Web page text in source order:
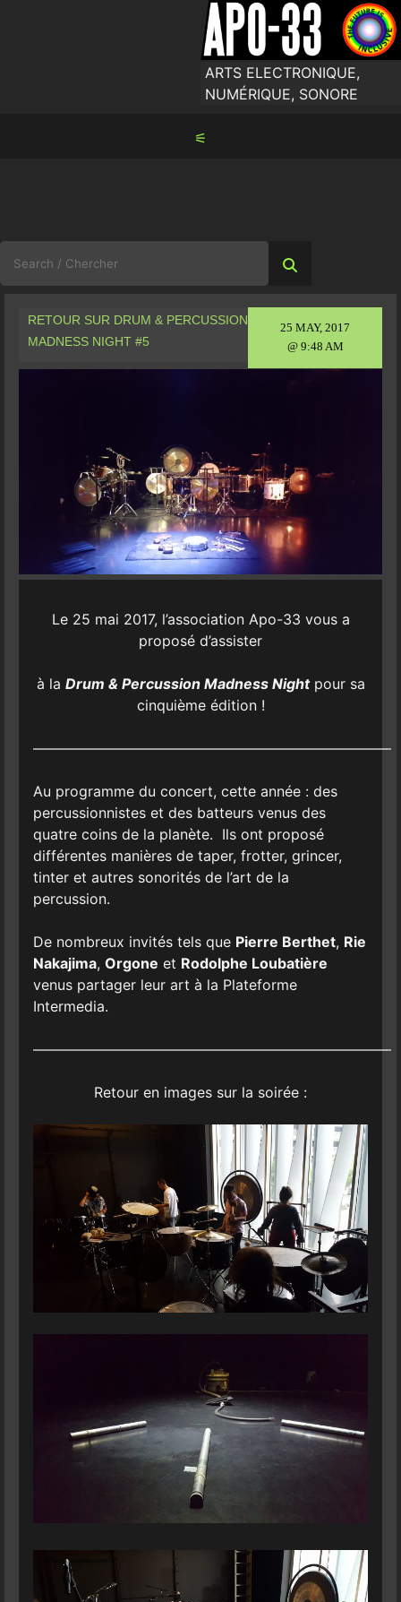
ARTS ELECTRONIQUE,
NUMÉRIQUE, SONORE
⚟
for:
25 MAY, 2017
@ 9:48 AM
RETOUR SUR DRUM & PERCUSSION
MADNESS NIGHT #5
Le 25 mai 2017, l’association Apo-33 vous a
proposé d’assister
à la Drum & Percussion Madness Nightpour sa
cinquième édition !
—————————————————————————
Au programme du concert, cette année : des
percussionnistes et des batteurs venus des
quatre coins de la planète. Ils ont proposé
différentes manières de taper, frotter, grincer,
tinter et autres sonorités de l’art de la
percussion.
De nombreux invités tels que Pierre Berthet, Rie
Nakajima, Orgone et Rodolphe Loubatière
venus partager leur art à la Plateforme
Intermedia.
—————————————————————————
Retour en images sur la soirée :